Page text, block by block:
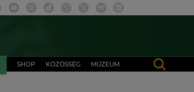
SHOP KÖZÖSSÉG MÚZEUM